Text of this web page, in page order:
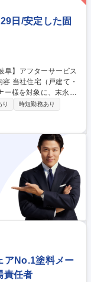
平均20時間と社員の
20h日/安定した固
ー様を対象に、末永く
務全般を担当してい
計画をオーナー様に
引き渡し後の設備機器
困りごと」に対応 ■最
タ/生成AIを組み合わ
」を活用できます。
/安定した固定給/定着
り
時短勤務あり
アNo.1塗料メー
責任者